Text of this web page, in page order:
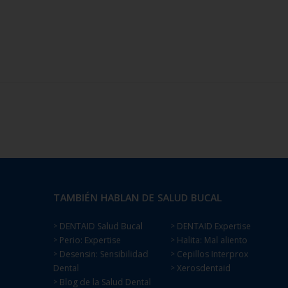
TAMBIÉN HABLAN DE SALUD BUCAL
> DENTAID Salud Bucal
> Perio: Expertise
> Desensin: Sensibilidad
Dental
> Blog de la Salud Dental
> DENTAID Expertise
> Halita: Mal aliento
> Cepillos Interprox
> Xerosdentaid